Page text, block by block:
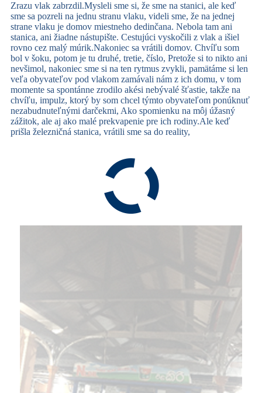
Zrazu vlak zabrzdil.Mysleli sme si, že sme na stanici, ale keď
sme sa pozreli na jednu stranu vlaku, videli sme, že na jednej
strane vlaku je domov miestneho dedinčana. Nebola tam ani
stanica, ani žiadne nástupište. Cestujúci vyskočili z vlak a išiel
rovno cez malý múrik.Nakoniec sa vrátili domov. Chvíľu som
bol v šoku, potom je tu druhé, tretie, číslo, Pretože si to nikto ani
nevšimol, nakoniec sme si na ten rytmus zvykli, pamätáme si len
veľa obyvateľov pod vlakom zamávali nám z ich domu, v tom
momente sa spontánne zrodilo akési nebývalé šťastie, takže na
chvíľu, impulz, ktorý by som chcel týmto obyvateľom ponúknuť
nezabudnuteľnými darčekmi, Ako spomienku na môj úžasný
zážitok, ale aj ako malé prekvapenie pre ich rodiny.Ale keď
prišla železničná stanica, vrátili sme sa do reality,